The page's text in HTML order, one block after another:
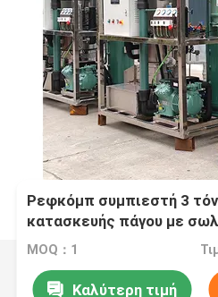
Ρεφκόμπ συμπιεστή 3
κατασκευής πάγου με
ψύξη με αέρα δροσερών
MOQ：1
Καλύτερη τιμή